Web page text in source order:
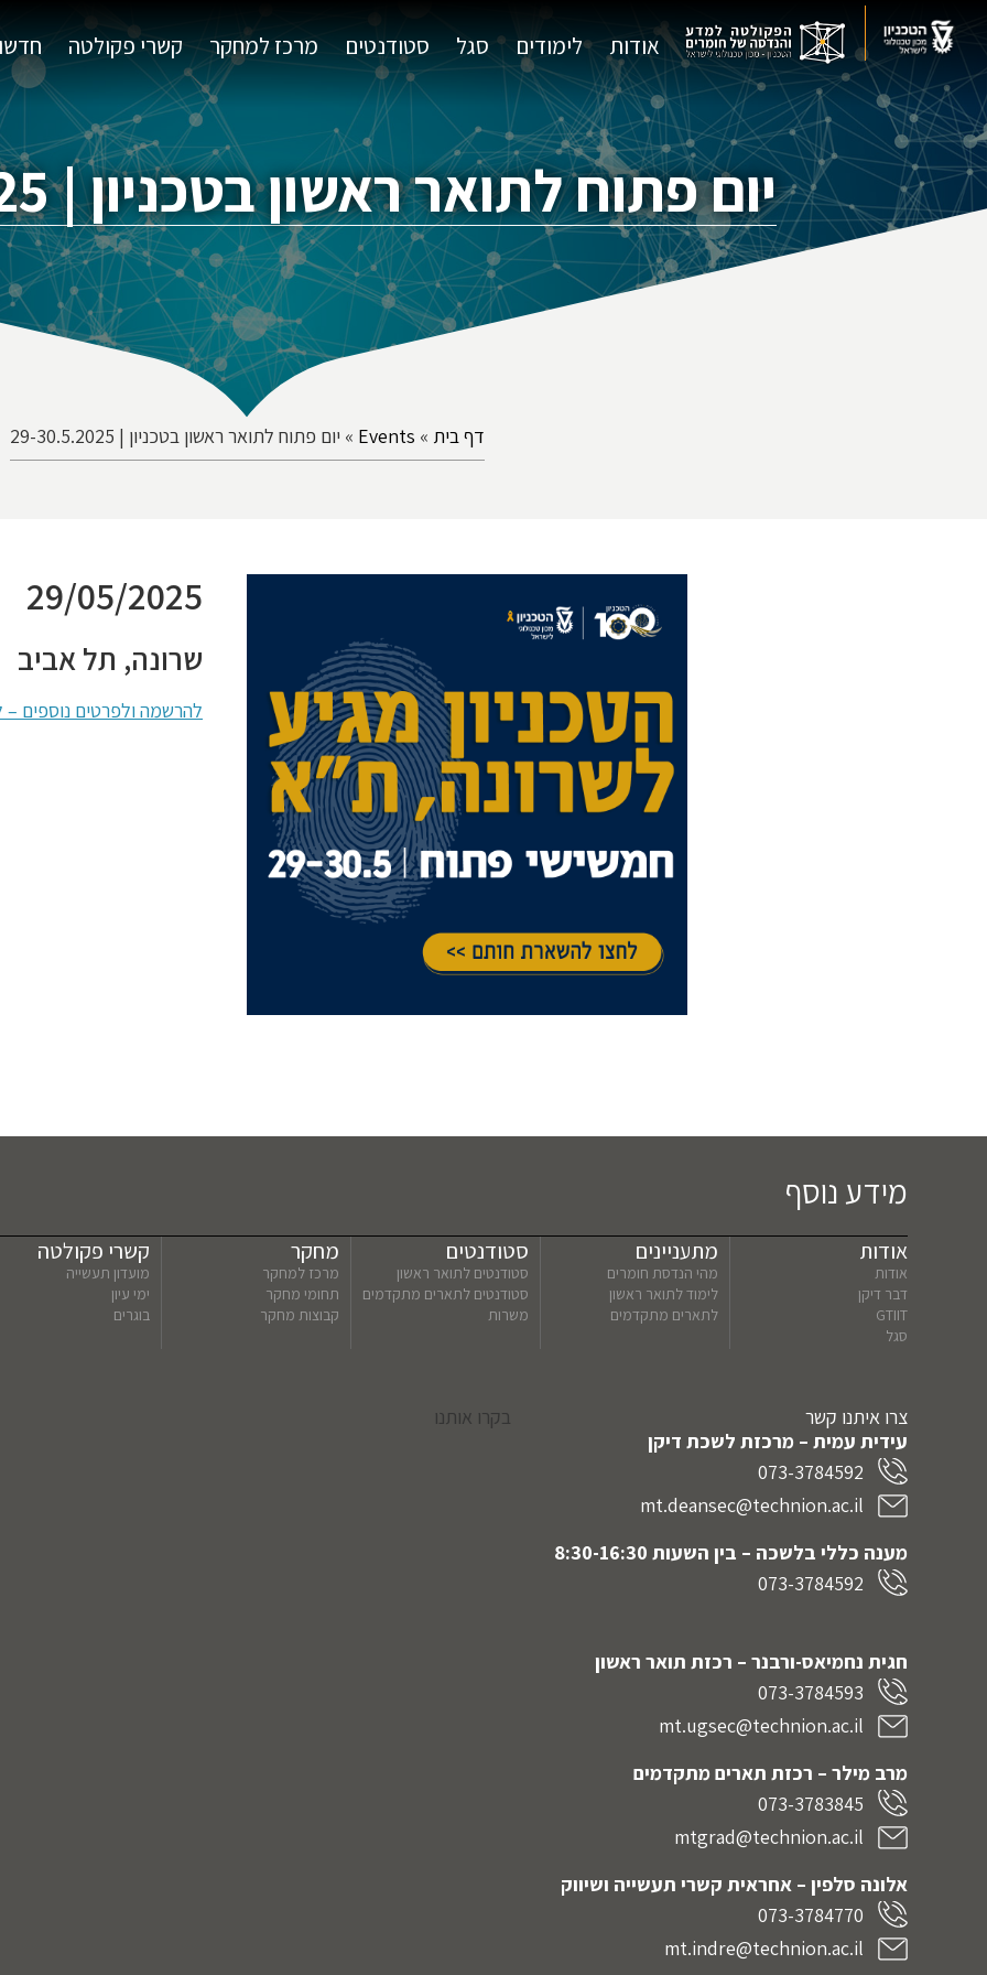
אודות לימודים סגל סטודנטים מרכז למחקר קשרי פקולטה
יום פתוח לתואר ראשון בטכניון | 29-30.5.2025
דף בית »
Events
» יום פתוח לתואר ראשון בטכניון | 29-30.5.2025
29/05/2025
שרונה, תל אביב
להרשמה ולפרטים נוספים –
מידע נוסף
אודות
אודות
דבר דיקן
GTIIT
סגל
מתעניינים
מהי הנדסת חומרים
לימוד לתואר ראשון
לתארים מתקדמים
סטודנטים
סטודנטים לתואר ראשון
סטודנטים לתארים מתקדמים
משרות
מחקר
מרכז למחקר
תחומי מחקר
קבוצות מחקר
קשרי פקולטה
מועדון תעשייה
ימי עיון
בוגרים
צרו איתנו קשר
עידית עמית – מרכזת לשכת דיקן
073-3784592
mt.deansec@technion.ac.il
מענה כללי בלשכה – בין השעות 8:30-16:30
073-3784592
חגית נחמיאס-ורבנר – רכזת תואר ראשון
073-3784593
mt.ugsec@technion.ac.il
מרב מילר – רכזת תארים מתקדמים
073-3783845
mtgrad@technion.ac.il
אלונה סלפין – אחראית קשרי תעשייה ושיווק
073-3784770
mt.indre@technion.ac.il
בקרו אותנו